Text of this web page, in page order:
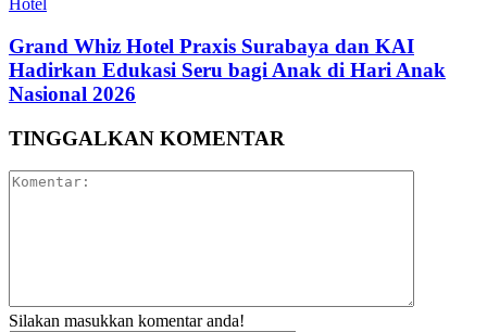
Hotel
Grand Whiz Hotel Praxis Surabaya dan KAI
Hadirkan Edukasi Seru bagi Anak di Hari Anak
Nasional 2026
TINGGALKAN KOMENTAR
Silakan masukkan komentar anda!